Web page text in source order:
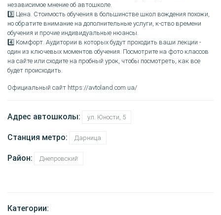
независимое мнение об автошколе.
3️⃣ Цена. Стоимость обучения в большинстве школ вождения похожи,
но обратите внимание на дополнительные услуги, к-ство времени
обучения и прочие индивидуальные нюансы.
4️⃣ Комфорт. Аудитории в которых будут проходить ваши лекции -
один из ключевых моментов обучения. Посмотрите на фото классов
на сайте или сходите на пробный урок, чтобы посмотреть, как все
будет происходить.
Официальный сайт https://avtoland.com.ua/
Адрес автошколы: ул. Юности, 5
Станция метро: Дарница
Район: Днепровский
Категории: